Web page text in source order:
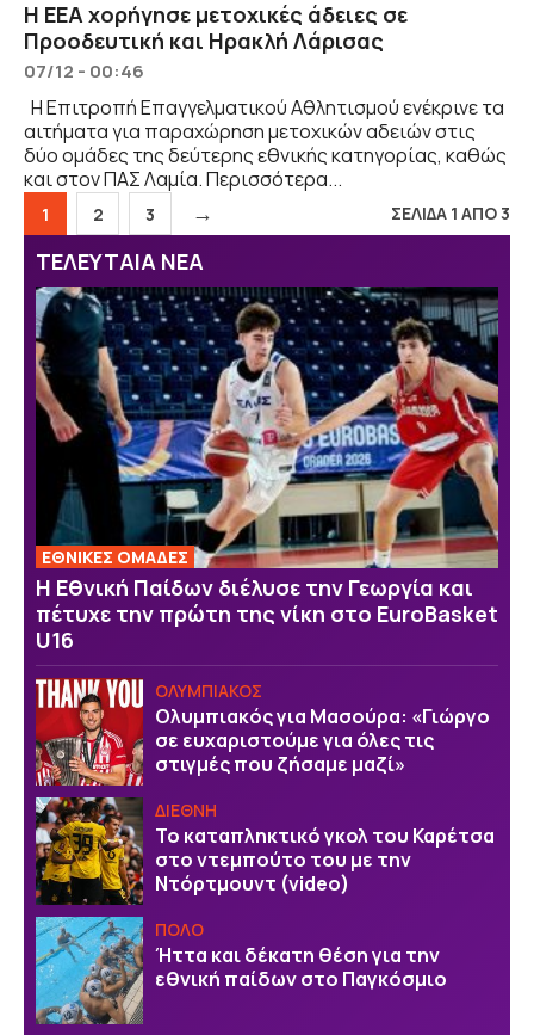
Η ΕΕΑ χορήγησε μετοχικές άδειες σε
Προοδευτική και Ηρακλή Λάρισας
07/12 - 00:46
Η Επιτροπή Επαγγελματικού Αθλητισμού ενέκρινε τα
αιτήματα για παραχώρηση μετοχικών αδειών στις
δύο ομάδες της δεύτερης εθνικής κατηγορίας, καθώς
και στον ΠΑΣ Λαμία. Περισσότερα...
Σελίδα
1 Σελίδα
2 Σελίδα
3 → ΣΕΛΙΔΑ 1 ΑΠΟ 3
ΤΕΛΕΥΤΑΙΑ ΝΕΑ
EΘΝΙΚΕΣ OΜΑΔΕΣ
Η Εθνική Παίδων διέλυσε την Γεωργία και
πέτυχε την πρώτη της νίκη στο EuroBasket
U16
ΟΛΥΜΠΙΑΚΟΣ
Ολυμπιακός για Μασούρα: «Γιώργο
σε ευχαριστούμε για όλες τις
στιγμές που ζήσαμε μαζί»
ΔΙΕΘΝΗ
Το καταπληκτικό γκολ του Καρέτσα
στο ντεμπούτο του με την
Ντόρτμουντ (video)
ΠΟΛΟ
Ήττα και δέκατη θέση για την
εθνική παίδων στο Παγκόσμιο